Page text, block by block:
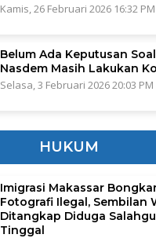
Kamis, 26 Februari 2026 16:32 PM
Belum Ada Keputusan Soal
Nasdem Masih Lakukan
Selasa, 3 Februari 2026 20:03 PM
HUKUM
Imigrasi Makassar
Fotografi Ilegal, Sembilan
Ditangkap Diduga
Tinggal